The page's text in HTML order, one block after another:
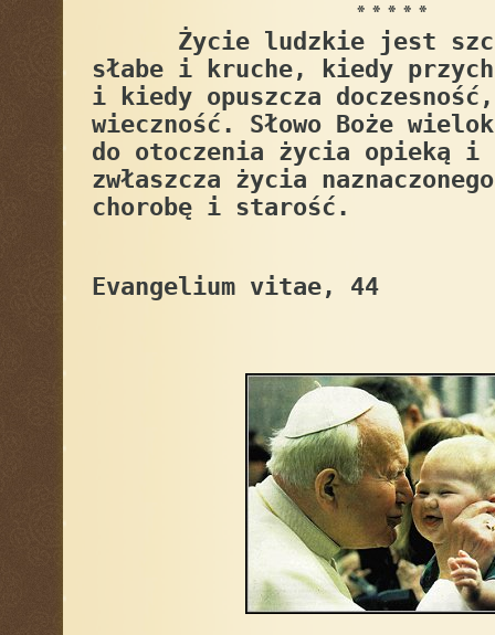
* * * * *
Życie ludzkie jest
słabe i kruche, kiedy
i kiedy opuszcza
wieczność. Słowo Boże
do otoczenia życia opieką i
zwłaszcza życia
chorobę i starość.
Evangelium vitae, 44